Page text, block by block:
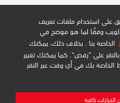
على استخدام ملفات تعريف
الويب وفقًا لما هو موضح في
الخاصة بنا . بخلاف ذلك، يمكنك
على "رفض". كما يمكنك تغيير
الخاصة بك في أي وقت عبر النقر
الخيارات كافة